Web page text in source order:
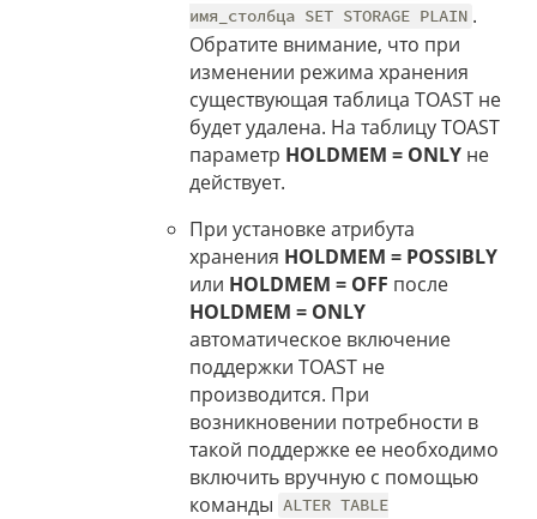
имя_столбца SET STORAGE PLAIN .
Обратите внимание, что при
изменении режима хранения
существующая таблица TOAST не
будет удалена. На таблицу TOAST
параметр HOLDMEM = ONLY не
действует.
При установке атрибута
хранения HOLDMEM = POSSIBLY
или HOLDMEM = OFF после
HOLDMEM = ONLY
автоматическое включение
поддержки TOAST не
производится. При
возникновении потребности в
такой поддержке ее необходимо
включить вручную с помощью
команды ALTER TABLE